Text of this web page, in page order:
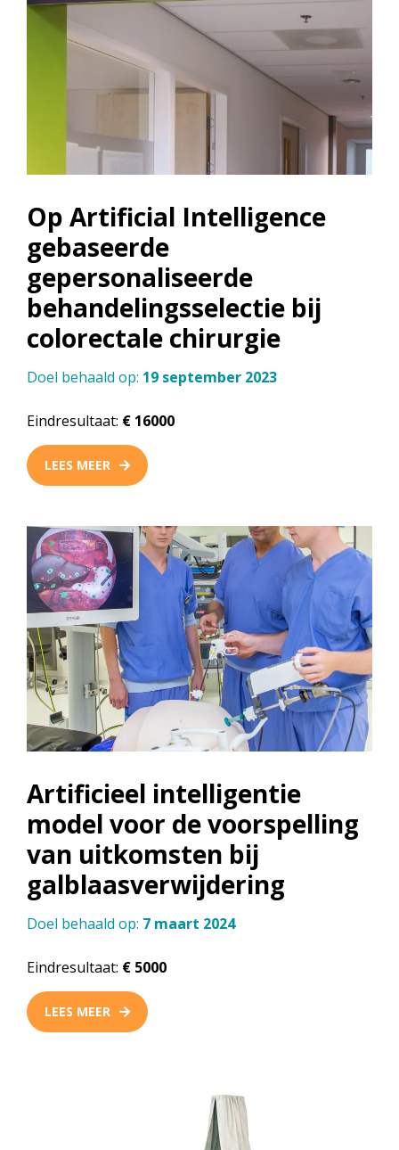
Op Artificial Intelligence
gebaseerde
gepersonaliseerde
behandelingsselectie bij
colorectale chirurgie
Doel behaald op: 19 september 2023
Eindresultaat: € 16000
LEES MEER
Artificieel intelligentie
model voor de voorspelling
van uitkomsten bij
galblaasverwijdering
Doel behaald op: 7 maart 2024
Eindresultaat: € 5000
LEES MEER